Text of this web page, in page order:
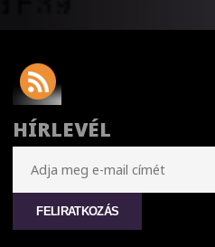
HÍRLEVÉL